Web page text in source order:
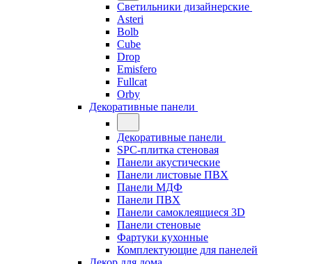
Светильники дизайнерские
Asteri
Bolb
Cube
Drop
Emisfero
Fullcat
Orby
Декоративные панели
Декоративные панели
SPC-плитка стеновая
Панели акустические
Панели листовые ПВХ
Панели МДФ
Панели ПВХ
Панели самоклеящиеся 3D
Панели стеновые
Фартуки кухонные
Комплектующие для панелей